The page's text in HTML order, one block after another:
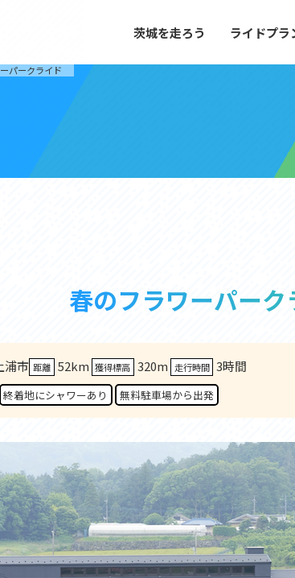
茨城を走ろう ライドプラ
発着地や距離、景色やグルメなどの目的に合わせて
楽しむことができる100以上のモデルルートをご紹
ライドプラン
Ride with GPS セットアップガイド
茨城県が認定し
と思ってもらえ
サイクリス
袋田の滝、八溝山、竜神大吊橋など、里山の風景が
広がる。起伏や勾配を感じる走りごたえのあるルー
コース紹介
アクセス
おすすめスタートポイント
おすすめスポット
おすすめグルメ
ライドプラン
レンタサイクル
サイクルサポートステーション
自転車修理施設
サポートライダー
奥久慈里山ヒルクライムルート利活用推進
協議会
リゾートエリア
美しく変化に富
コース紹介
アクセス
おすすめグ
ライドプラン
サイクリス
レンタサイク
サイクルサ
サポートラ
自転車修理
大洗・ひた
推進協議会
パークライド
春のフラワーパーク
浦市 距離 52km 獲得標高 320m 走行時間 3時間
終着地にシャワーあり 無料駐車場から出発